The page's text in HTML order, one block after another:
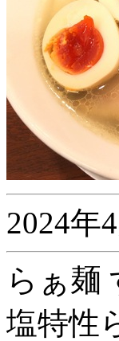
2024年
らぁ麺
塩特性